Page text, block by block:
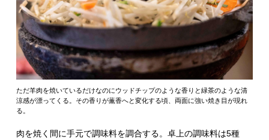
ただ羊肉を焼いているだけなのにウッドチップのような香りと緑茶のような清
涼感が漂ってくる。その香りが薫香へと変化する頃、両面に強い焼き目が現れ
る。
肉を焼く間に手元で調味料を調合する。卓上の調味料は5種